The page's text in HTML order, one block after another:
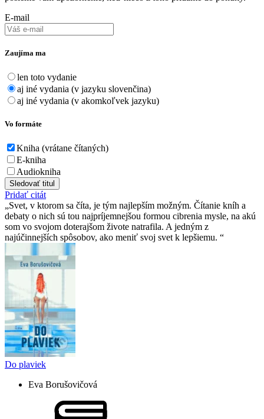
E-mail
Zaujíma ma
len toto vydanie
aj iné vydania (v jazyku slovenčina)
aj iné vydania (v akomkoľvek jazyku)
Vo formáte
Kniha (vrátane čítaných)
E-kniha
Audiokniha
Sledovať titul
Pridať citát
Svet, v ktorom sa číta, je tým najlepším možným. Čítanie kníh a
debaty o nich sú tou najpríjemnejšou formou cibrenia mysle, na akú
som vo svojom doterajšom živote natrafila. A jedným z
najúčinnejších spôsobov, ako meniť svoj svet k lepšiemu.
Do plaviek
Eva Borušovičová